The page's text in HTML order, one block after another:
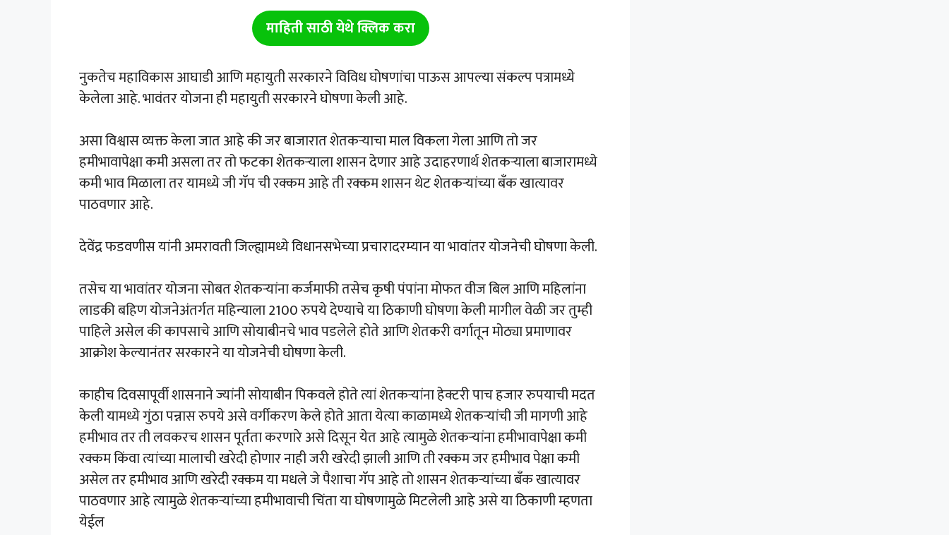
माहिती साठी येथे क्लिक करा
नुकतेच महाविकास आघाडी आणि महायुती सरकारने विविध घोषणांचा पाऊस आपल्या संकल्प पत्रामध्ये
केलेला आहे. भावंतर योजना ही महायुती सरकारने घोषणा केली आहे.
असा विश्वास व्यक्त केला जात आहे की जर बाजारात शेतकऱ्याचा माल विकला गेला आणि तो जर
हमीभावापेक्षा कमी असला तर तो फटका शेतकऱ्याला शासन देणार आहे उदाहरणार्थ शेतकऱ्याला बाजारामध्ये
कमी भाव मिळाला तर यामध्ये जी गॅप ची रक्कम आहे ती रक्कम शासन थेट शेतकऱ्यांच्या बँक खात्यावर
पाठवणार आहे.
देवेंद्र फडवणीस यांनी अमरावती जिल्ह्यामध्ये विधानसभेच्या प्रचारादरम्यान या भावांतर योजनेची घोषणा केली.
तसेच या भावांतर योजना सोबत शेतकऱ्यांना कर्जमाफी तसेच कृषी पंपांना मोफत वीज बिल आणि महिलांना
लाडकी बहिण योजनेअंतर्गत महिन्याला 2100 रुपये देण्याचे या ठिकाणी घोषणा केली मागील वेळी जर तुम्ही
पाहिले असेल की कापसाचे आणि सोयाबीनचे भाव पडलेले होते आणि शेतकरी वर्गातून मोठ्या प्रमाणावर
आक्रोश केल्यानंतर सरकारने या योजनेची घोषणा केली.
काहीच दिवसापूर्वी शासनाने ज्यांनी सोयाबीन पिकवले होते त्यां शेतकऱ्यांना हेक्टरी पाच हजार रुपयाची मदत
केली यामध्ये गुंठा पन्नास रुपये असे वर्गीकरण केले होते आता येत्या काळामध्ये शेतकऱ्यांची जी मागणी आहे
हमीभाव तर ती लवकरच शासन पूर्तता करणारे असे दिसून येत आहे त्यामुळे शेतकऱ्यांना हमीभावापेक्षा कमी
रक्कम किंवा त्यांच्या मालाची खरेदी होणार नाही जरी खरेदी झाली आणि ती रक्कम जर हमीभाव पेक्षा कमी
असेल तर हमीभाव आणि खरेदी रक्कम या मधले जे पैशाचा गॅप आहे तो शासन शेतकऱ्यांच्या बँक खात्यावर
पाठवणार आहे त्यामुळे शेतकऱ्यांच्या हमीभावाची चिंता या घोषणामुळे मिटलेली आहे असे या ठिकाणी म्हणता
येईल